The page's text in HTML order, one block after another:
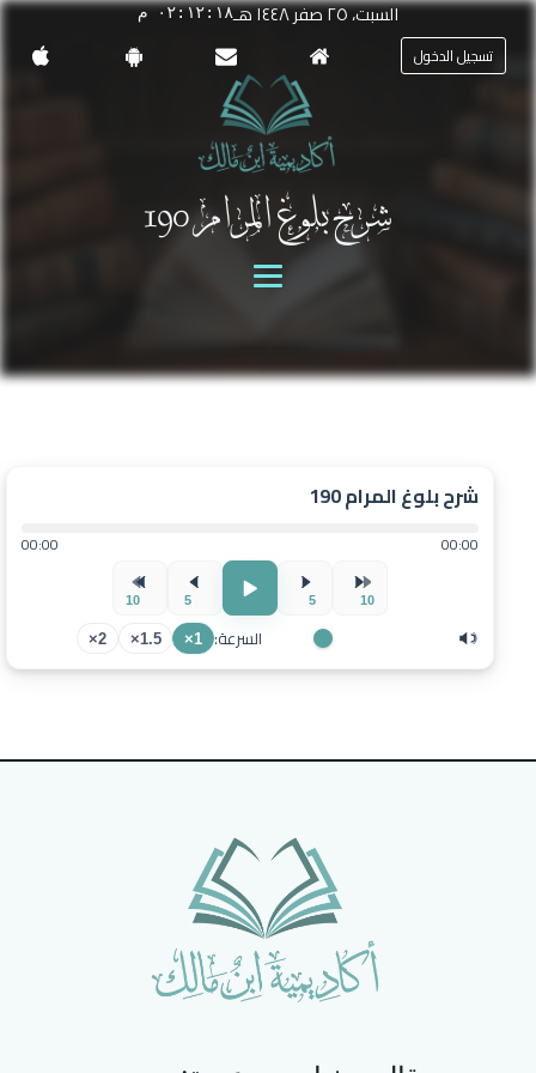
تسجيل الدخول
السبت، ٢٥ صفر ١٤٤٨ هـ ٠٢:١٢:١٨ م
شرح بلوغ المرام 190
شرح بلوغ المرام 190
00:00
00:00
10
5
5
10
السرعة: 1×
1.5×
2×